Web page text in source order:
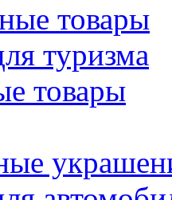
товары
туризма
товары